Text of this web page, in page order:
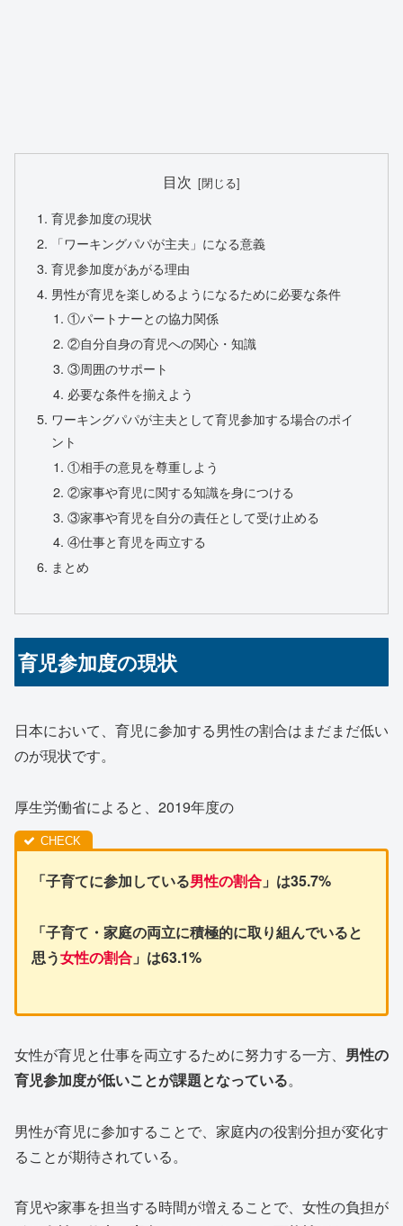
目次
育児参加度の現状
「ワーキングパパが主夫」になる意義
育児参加度があがる理由
男性が育児を楽しめるようになるために必要な条件
①パートナーとの協力関係
②自分自身の育児への関心・知識
③周囲のサポート
必要な条件を揃えよう
ワーキングパパが主夫として育児参加する場合のポイ
ント
①相手の意見を尊重しよう
②家事や育児に関する知識を身につける
③家事や育児を自分の責任として受け止める
④仕事と育児を両立する
まとめ
育児参加度の現状
日本において、育児に参加する男性の割合はまだまだ低い
のが現状です。
厚生労働省によると、2019年度の
「子育てに参加している男性の割合 」は35.7%
「子育て・家庭の両立に積極的に取り組んでいると
思う女性の割合 」は63.1%
女性が育児と仕事を両立するために努力する一方、 男性の
育児参加度が低いことが課題となっている。
男性が育児に参加することで、家庭内の役割分担が変化す
ることが期待されている。
育児や家事を担当する時間が増えることで、女性の負担が